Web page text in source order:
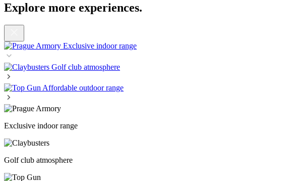
Explore more experiences.
Exclusive indoor range
Golf club atmosphere
Affordable outdoor range
Exclusive indoor range
Golf club atmosphere